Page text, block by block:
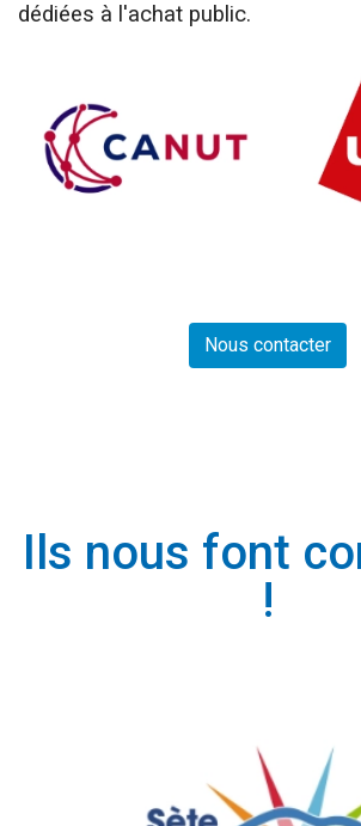
dédiées à l'achat public.
Nous contacter
Ils nous font
!